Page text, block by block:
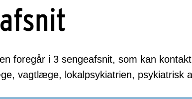
foregår i 3 sengeafsnit, som kan
vagtlæge, lokalpsykiatrien, psykiatrisk